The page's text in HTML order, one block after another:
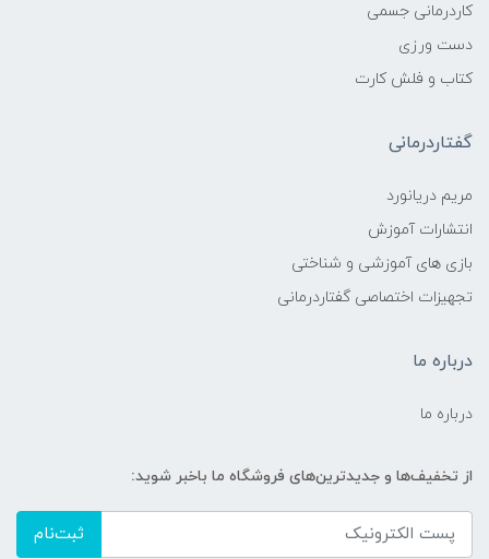
کاردرمانی جسمی
دست ورزی
کتاب و فلش کارت
گفتاردرمانی
مریم دریانورد
انتشارات آموزش
بازی های آموزشی و شناختی
تجهیزات اختصاصی گفتاردرمانی
درباره ما
درباره ما
از تخفیف‌ها و جدیدترین‌های فروشگاه ما باخبر شوید:
ثبت‌نام